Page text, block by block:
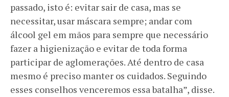
passado, isto é: evitar sair de casa, mas se
necessitar, usar máscara sempre; andar com
álcool gel em mãos para sempre que necessário
fazer a higienização e evitar de toda forma
participar de aglomerações. Até dentro de casa
mesmo é preciso manter os cuidados. Seguindo
esses conselhos venceremos essa batalha”, disse.